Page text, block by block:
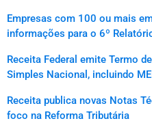
Empresas com 100 ou mais
informações para o 6º
Receita Federal emite Termo
Simples Nacional, incluindo
Receita publica novas Notas
foco na Reforma Tributária